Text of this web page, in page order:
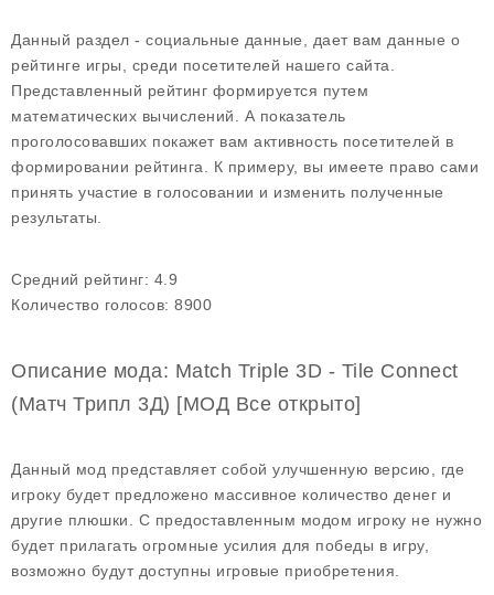
Данный раздел - социальные данные, дает вам данные о
рейтинге игры, среди посетителей нашего сайта.
Представленный рейтинг формируется путем
математических вычислений. А показатель
проголосовавших покажет вам активность посетителей в
формировании рейтинга. К примеру, вы имеете право сами
принять участие в голосовании и изменить полученные
результаты.
Средний рейтинг: 4.9
Количество голосов: 8900
Описание мода: Match Triple 3D - Tile Connect
(Матч Трипл 3Д) [МОД Все открыто]
Данный мод представляет собой улучшенную версию, где
игроку будет предложено массивное количество денег и
другие плюшки. С предоставленным модом игроку не нужно
будет прилагать огромные усилия для победы в игру,
возможно будут доступны игровые приобретения.